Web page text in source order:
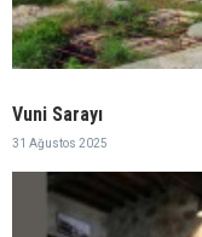
Vuni Sarayı
31 Ağustos 2025